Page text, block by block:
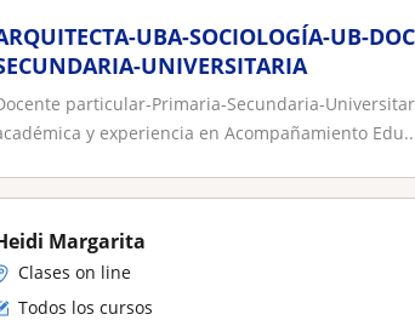
UBA-SOCIOLOGÍA-UB-
UNIVERSITARIA
particular-Primaria-Secundaria-
y experiencia en Acompañamiento
Margarita
Clases on line
Todos los cursos